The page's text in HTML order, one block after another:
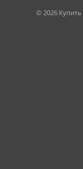
© 2026Купить